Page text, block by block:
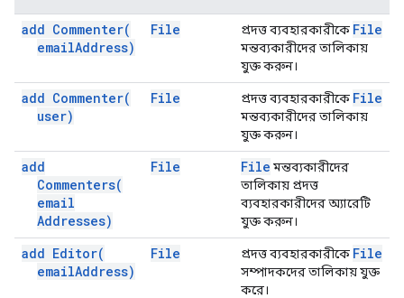
add Commenter(
emailAddress)
File প্রদত্ত ব্যবহারকারীকে File
মন্তব্যকারীদের তালিকায়
যুক্ত করুন।
add Commenter(
user)
File প্রদত্ত ব্যবহারকারীকে File
মন্তব্যকারীদের তালিকায়
যুক্ত করুন।
add
Commenters(
email
Addresses)
File File মন্তব্যকারীদের
তালিকায় প্রদত্ত
ব্যবহারকারীদের অ্যারেটি
যুক্ত করুন।
add Editor(
emailAddress)
File প্রদত্ত ব্যবহারকারীকে File
সম্পাদকদের তালিকায় যুক্ত
করে।